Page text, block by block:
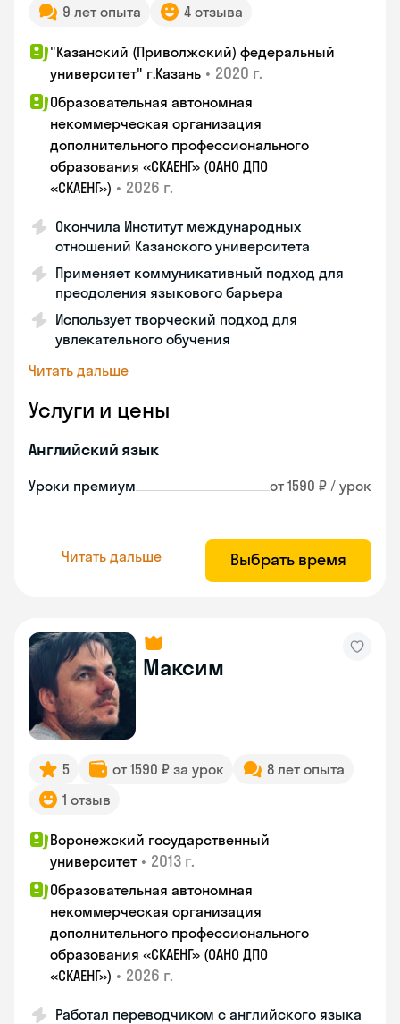
9 лет опыта
4 отзыва
"Казанский (Приволжский) федеральный
университет" г.Казань • 2020 г.
Образовательная автономная
некоммерческая организация
дополнительного профессионального
образования «СКАЕНГ» (ОАНО ДПО
«СКАЕНГ») • 2026 г.
Окончила Институт международных
отношений Казанского университета
Применяет коммуникативный подход для
преодоления языкового барьера
Использует творческий подход для
увлекательного обучения
Читать дальше
Услуги и цены
Английский язык
Уроки премиум от 1590 ₽ / урок
Читать дальше Выбрать время
Максим
5 от 1590 ₽ за урок
8 лет опыта
1 отзыв
Воронежский государственный
университет • 2013 г.
Образовательная автономная
некоммерческая организация
дополнительного профессионального
образования «СКАЕНГ» (ОАНО ДПО
«СКАЕНГ») • 2026 г.
Работал переводчиком с английского языка